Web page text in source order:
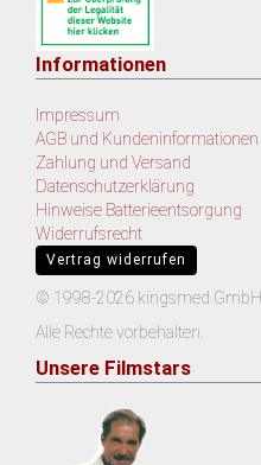
Informationen
Impressum
AGB und Kundeninformationen
Zahlung und Versand
Datenschutzerklärung
Hinweise Batterieentsorgung
Widerrufsrecht
Vertrag widerrufen
© 1998-2026 kingsmed GmbH
Alle Rechte vorbehalten.
Unsere Filmstars